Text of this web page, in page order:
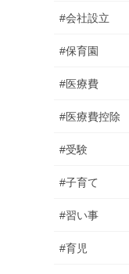
#会社設立
#保育園
#医療費
#医療費控除
#受験
#子育て
#習い事
#育児